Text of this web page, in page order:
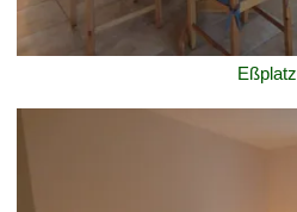
Eßplatz